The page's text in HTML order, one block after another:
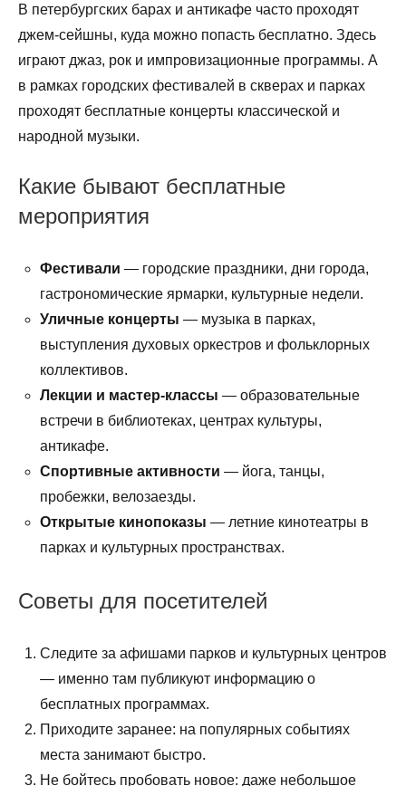
В петербургских барах и антикафе часто проходят
джем-сейшны, куда можно попасть бесплатно. Здесь
играют джаз, рок и импровизационные программы. А
в рамках городских фестивалей в скверах и парках
проходят бесплатные концерты классической и
народной музыки.
Какие бывают бесплатные
мероприятия
Фестивали — городские праздники, дни города,
гастрономические ярмарки, культурные недели.
Уличные концерты — музыка в парках,
выступления духовых оркестров и фольклорных
коллективов.
Лекции и мастер-классы — образовательные
встречи в библиотеках, центрах культуры,
антикафе.
Спортивные активности — йога, танцы,
пробежки, велозаезды.
Открытые кинопоказы — летние кинотеатры в
парках и культурных пространствах.
Советы для посетителей
Следите за афишами парков и культурных центров
— именно там публикуют информацию о
бесплатных программах.
Приходите заранее: на популярных событиях
места занимают быстро.
Не бойтесь пробовать новое: даже небольшое